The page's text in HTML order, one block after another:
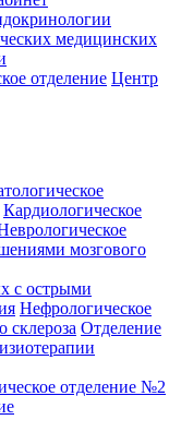
медицинских
отделение Центр
Кардиологическое
мозгового
с острыми
Нефрологическое
склероза Отделение
отделение №2